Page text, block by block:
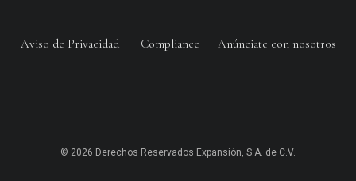
Aviso de Privacidad | Compliance | Anúnciate con nosotros
© 2026 Derechos Reservados Expansión, S.A. de C.V.